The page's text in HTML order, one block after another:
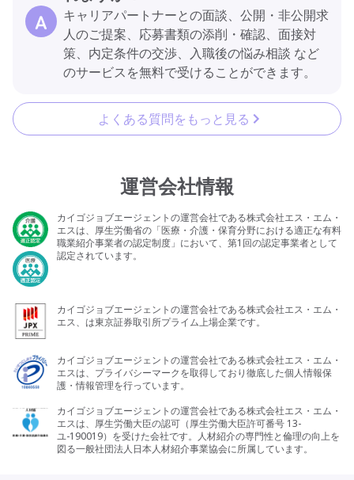
キャリアパートナーとの面談、公開・非公開求
人のご提案、応募書類の添削・確認、面接対
策、内定条件の交渉、入職後の悩み相談 など
のサービスを無料で受けることができます。
よくある質問をもっと見る
運営会社情報
カイゴジョブエージェントの運営会社である株式会社エス・エム・
エスは、厚生労働省の「医療・介護・保育分野における適正な有料
職業紹介事業者の認定制度」において、第1回の認定事業者として
認定されています。
カイゴジョブエージェントの運営会社である株式会社エス・エム・
エス、は東京証券取引所プライム上場企業です。
カイゴジョブエージェントの運営会社である株式会社エス・エム・
エスは、プライバシーマークを取得しており徹底した個人情報保
護・情報管理を行っています。
カイゴジョブエージェントの運営会社である株式会社エス・エム・
エスは、厚生労働大臣の認可（厚生労働大臣許可番号 13-
ユ-190019）を受けた会社です。人材紹介の専門性と倫理の向上を
図る一般社団法人日本人材紹介事業協会に所属しています。